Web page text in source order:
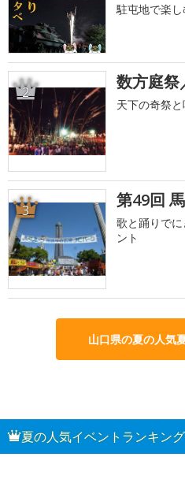
駐屯地で楽し
2 数方庭祭
天下の奇祭
3 第49回
歌と踊りで
ント
山口県の夏の人気
夏の人気イベントランキング